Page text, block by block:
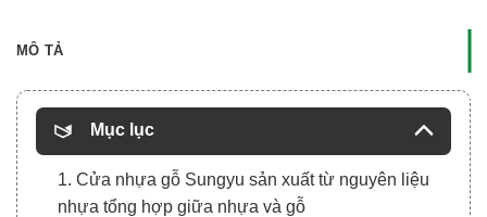
MÔ TẢ
Mục lục
1. Cửa nhựa gỗ Sungyu sản xuất từ nguyên liệu
nhựa tổng hợp giữa nhựa và gỗ